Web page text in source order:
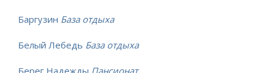
Баргузин База отдыха
Белый Лебедь База отдыха
Берег Надежды Пансионат